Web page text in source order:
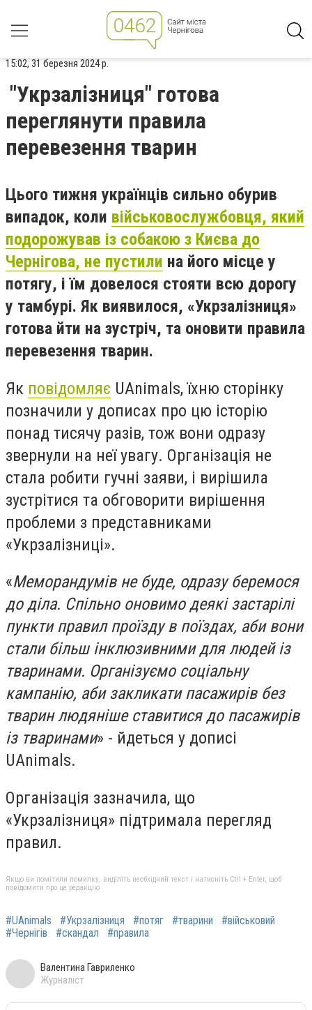
15:02, 31 березня 2024 р.
"Укрзалізниця" готова
переглянути правила
перевезення тварин
Цього тижня українців сильно обурив
випадок, коли військовослужбовця, який
подорожував із собакою з Києва до
Чернігова, не пустили на його місце у
потягу, і їм довелося стояти всю дорогу
у тамбурі. Як виявилося, «Укрзалізниця»
готова йти на зустріч, та оновити правила
перевезення тварин.
Як повідомляє UAnimals, їхню сторінку
позначили у дописах про цю історію
понад тисячу разів, тож вони одразу
звернули на неї увагу. Організація не
стала робити гучні заяви, і вирішила
зустрітися та обговорити вирішення
проблеми з представниками
«Укрзалізниці».
«Меморандумів не буде, одразу беремося
до діла. Спільно оновимо деякі застарілі
пункти правил проїзду в поїздах, аби вони
стали більш інклюзивними для людей із
тваринами. Організуємо соціальну
кампанію, аби закликати пасажирів без
тварин людяніше ставитися до пасажирів
із тваринами» - йдеться у дописі
UAnimals.
Організація зазначила, що
«Укрзалізниця» підтримала перегляд
правил.
Якщо ви помітили помилку, виділіть необхідний текст і натисніть Ctrl + Enter, щоб
повідомити про це редакцію
#UAnimals #Укрзалізниця #потяг #тварини
#військовий
#Чернігів
#скандал #правила
Валентина Гавриленко
Журналіст